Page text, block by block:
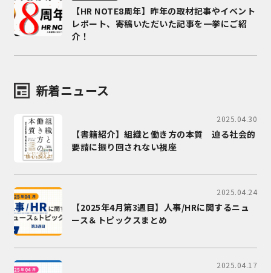
【HR NOTE8周年】昨年の取材記事やイベント
レポート、寄稿いただいた記事を一挙にご紹
介！
新着ニュース
2025.04.30
【書籍紹介】組織と働き方の本質 迫る社会的
要請に振り回されない視座
2025.04.24
【2025年4月第3週目】人事/HRに関するニュ
ース＆トピックスまとめ
2025.04.17